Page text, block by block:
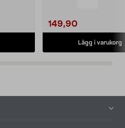
149,90
Lägg i varukorg